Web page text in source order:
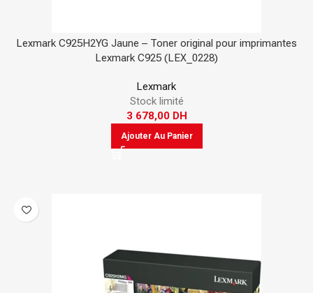
Lexmark C925H2YG Jaune – Toner original pour imprimantes
Lexmark C925 (LEX_0228)
Lexmark
Stock limité
3 678,00 DH
Ajouter Au Panier